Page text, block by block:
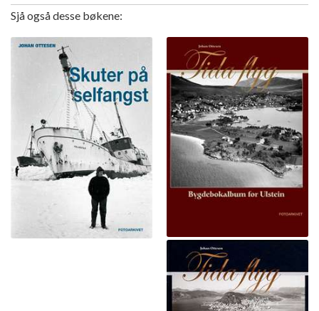
Sjå også desse bøkene: